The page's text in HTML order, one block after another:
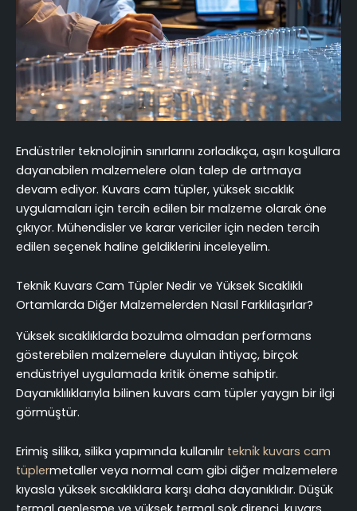
Endüstriler teknolojinin sınırlarını zorladıkça, aşırı koşullara
dayanabilen malzemelere olan talep de artmaya
devam ediyor. Kuvars cam tüpler, yüksek sıcaklık
uygulamaları için tercih edilen bir malzeme olarak öne
çıkıyor. Mühendisler ve karar vericiler için neden tercih
edilen seçenek haline geldiklerini inceleyelim.
Teknik Kuvars Cam Tüpler Nedir ve Yüksek Sıcaklıklı
Ortamlarda Diğer Malzemelerden Nasıl Farklılaşırlar?
Yüksek sıcaklıklarda bozulma olmadan performans
gösterebilen malzemelere duyulan ihtiyaç, birçok
endüstriyel uygulamada kritik öneme sahiptir.
Dayanıklılıklarıyla bilinen kuvars cam tüpler yaygın bir ilgi
görmüştür.
Erimiş silika, silika yapımında kullanılır tekni̇k kuvars cam
tüplermetaller veya normal cam gibi diğer malzemelere
kıyasla yüksek sıcaklıklara karşı daha dayanıklıdır. Düşük